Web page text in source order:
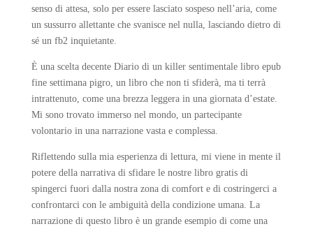
senso di attesa, solo per essere lasciato sospeso nell’aria, come
un sussurro allettante che svanisce nel nulla, lasciando dietro di
sé un fb2 inquietante.
È una scelta decente Diario di un killer sentimentale libro epub
fine settimana pigro, un libro che non ti sfiderà, ma ti terrà
intrattenuto, come una brezza leggera in una giornata d’estate.
Mi sono trovato immerso nel mondo, un partecipante
volontario in una narrazione vasta e complessa.
Riflettendo sulla mia esperienza di lettura, mi viene in mente il
potere della narrativa di sfidare le nostre libro gratis di
spingerci fuori dalla nostra zona di comfort e di costringerci a
confrontarci con le ambiguità della condizione umana. La
narrazione di questo libro è un grande esempio di come una